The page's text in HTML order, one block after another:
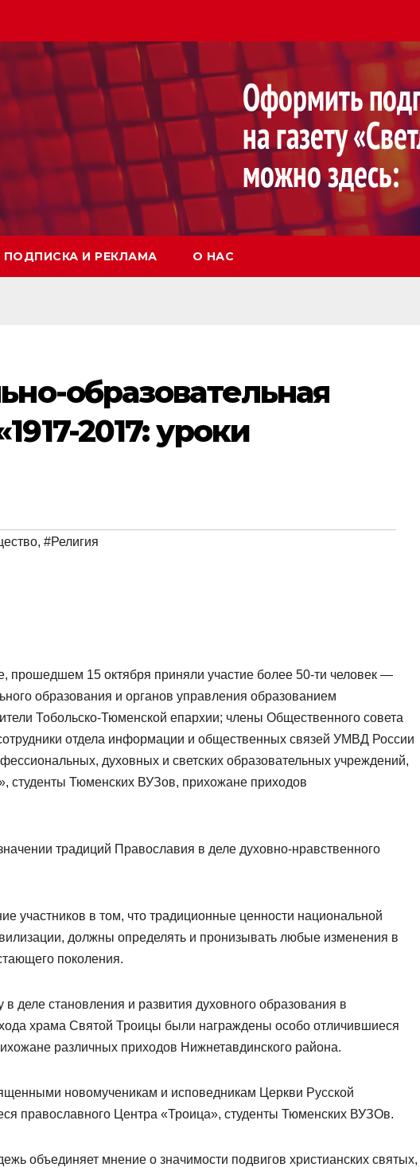
ПОДПИСКА И РЕКЛАМА О НАС
образовательная
2017: уроки
, #Религия
15 октября приняли участие более 50-ти человек —
образования и органов управления образованием
Тобольско-Тюменской епархии; члены Общественного совета
отдела информации и общественных связей УМВД России
духовных и светских образовательных учреждений,
студенты Тюменских ВУЗов, прихожане приходов
традиций Православия в деле духовно-нравственного
участников в том, что традиционные ценности национальной
должны определять и пронизывать любые изменения в
поколения.
деле становления и развития духовного образования в
храма Святой Троицы были награждены особо отличившиеся
различных приходов Нижнетавдинского района.
новомученикам и исповедникам Церкви Русской
православного Центра «Троица», студенты Тюменских ВУЗОв.
объединяет мнение о значимости подвигов христианских святых,